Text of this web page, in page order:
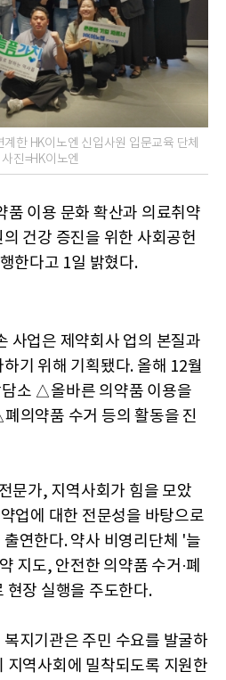
한 HK이노엔 신입사원 입문교육 단체
진=HK이노엔
품 이용 문화 확산과 의료취약
건강 증진을 위한 사회공헌
한다고 1일 밝혔다.
사업은 제약회사 업의 본질과
기 위해 기획됐다. 올해 12월
소 △올바른 의약품 이용을
의약품 수거 등의 활동을 진
문가, 지역사회가 힘을 모았
업에 대한 전문성을 바탕으로
연한다. 약사 비영리단체 '늘
지도, 안전한 의약품 수거·폐
현장 실행을 주도한다.
지기관은 주민 수요를 발굴하
지역사회에 밀착되도록 지원한